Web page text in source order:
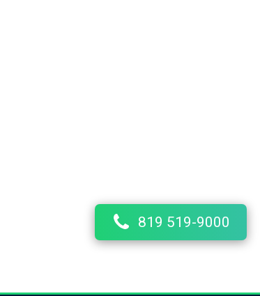
819 519-9000